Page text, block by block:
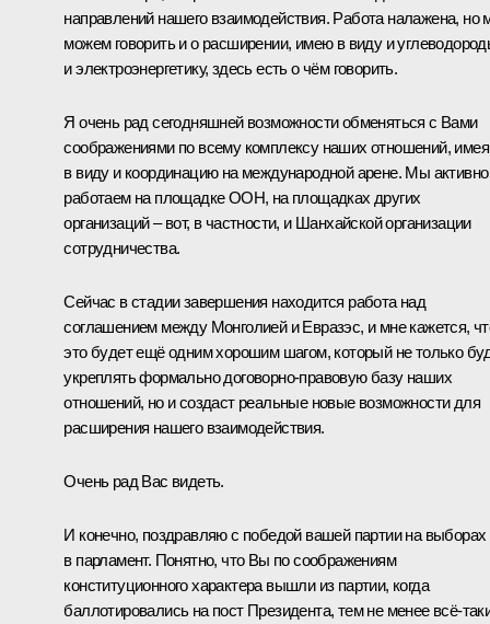
направлений нашего взаимодействия. Работа налажена, но
можем говорить и о расширении, имею в виду и
и электроэнергетику, здесь есть о чём говорить.
Я очень рад сегодняшней возможности обменяться с Вами
соображениями по всему комплексу наших отношений, имея
в виду и координацию на международной арене. Мы активно
работаем на площадке ООН, на площадках других
организаций – вот, в частности, и Шанхайской организации
сотрудничества.
Сейчас в стадии завершения находится работа над
соглашением между Монголией и Евразэс, и мне кажется,
это будет ещё одним хорошим шагом, который не только
укреплять формально договорно-правовую базу наших
отношений, но и создаст реальные новые возможности для
расширения нашего взаимодействия.
Очень рад Вас видеть.
И конечно, поздравляю с победой вашей партии на выборах
в парламент. Понятно, что Вы по соображениям
конституционного характера вышли из партии, когда
баллотировались на пост Президента, тем не менее всё-